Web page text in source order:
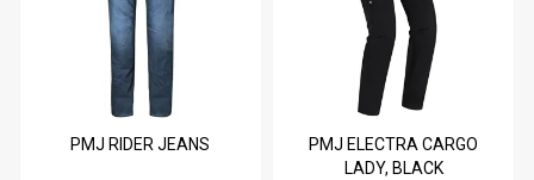
PMJ RIDER JEANS
PMJ ELECTRA CARGO
LADY, BLACK